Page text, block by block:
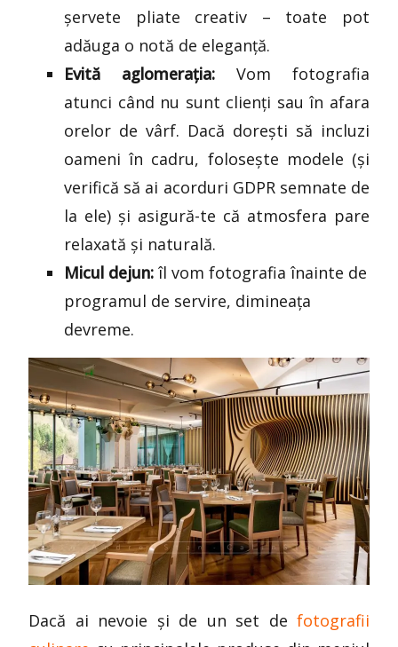
șervete pliate creativ – toate pot
adăuga o notă de eleganță.
Evită aglomerația: Vom fotografia
atunci când nu sunt clienți sau în afara
orelor de vârf. Dacă dorești să incluzi
oameni în cadru, folosește modele (și
verifică să ai acorduri GDPR semnate de
la ele) și asigură-te că atmosfera pare
relaxată și naturală.
Micul dejun: îl vom fotografia înainte de
programul de servire, dimineața
devreme.
Dacă ai nevoie și de un set de fotografii